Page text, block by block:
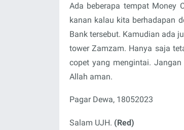
Ada beberapa tempat Money
kanan kalau kita berhadapan
Bank tersebut. Kamudian ada
tower Zamzam. Hanya saja
copet yang mengintai.
Allah aman.
Pagar Dewa, 18052023
Salam UJH. (Red)